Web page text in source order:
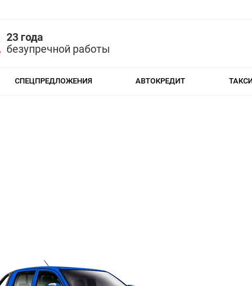
23 года
безупречной работы
СПЕЦПРЕДЛОЖЕНИЯ АВТОКРЕДИТ